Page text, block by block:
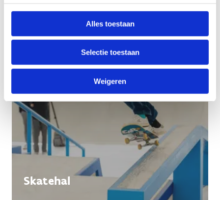
Alles toestaan
Selectie toestaan
Weigeren
Skatehal